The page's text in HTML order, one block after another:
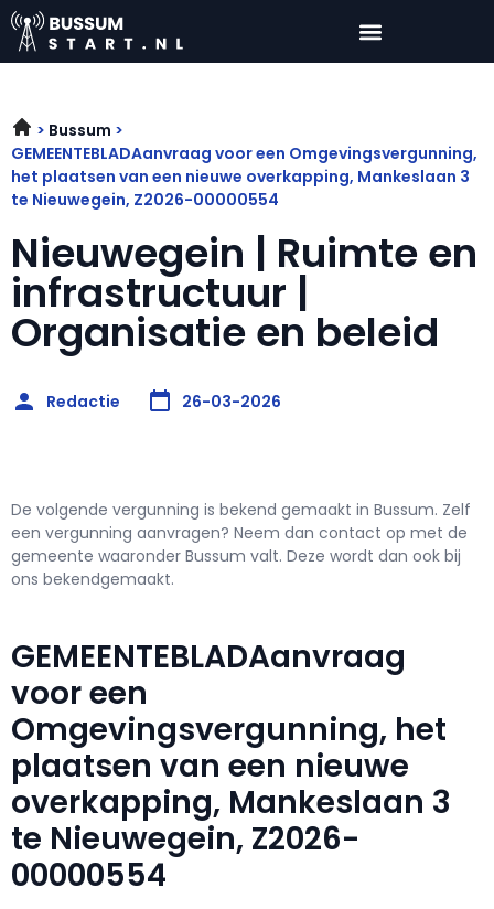
Bussum
GEMEENTEBLADAanvraag voor een Omgevingsvergunning,
het plaatsen van een nieuwe overkapping, Mankeslaan 3
te Nieuwegein, Z2026-00000554
Nieuwegein | Ruimte en
infrastructuur |
Organisatie en beleid
Redactie 26-03-2026
De volgende vergunning is bekend gemaakt in Bussum. Zelf
een vergunning aanvragen? Neem dan contact op met de
gemeente waaronder Bussum valt. Deze wordt dan ook bij
ons bekendgemaakt.
GEMEENTEBLADAanvraag
voor een
Omgevingsvergunning, het
plaatsen van een nieuwe
overkapping, Mankeslaan 3
te Nieuwegein, Z2026-
00000554